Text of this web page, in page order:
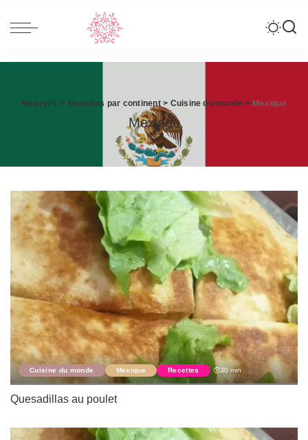
MeasyFL> Recettes par continent> Cuisine du monde > Mexique
Mexique
Cuisine du monde Mexique Recettes 30 min
Quesadillas au poulet